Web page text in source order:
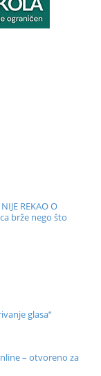
REKAO O
brže nego što
glasa“
– otvoreno za